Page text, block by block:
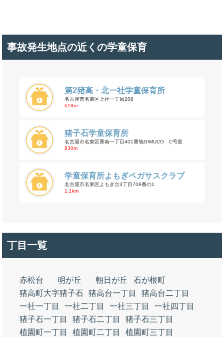
事故発生地点の近くの学童保育
第2猪高・北一社学童保育所
名古屋市名東区上社一丁目208
618m
猪子石学童保育所
名古屋市名東区香南一丁目401番地GIMUCO C号室
830m
学童保育所よもぎペガサスクラブ
名古屋市名東区よもぎ台3丁目709番の1
1.1km
丁目一覧
赤松台 明が丘 朝日が丘
石が根町
猪高町大字猪子石 猪高台一丁目
猪高台二丁目
一社一丁目
一社二丁目 一社三丁目
一社四丁目
猪子石一丁目
猪子石二丁目
猪子石三丁目
植園町一丁目
植園町二丁目
植園町三丁目